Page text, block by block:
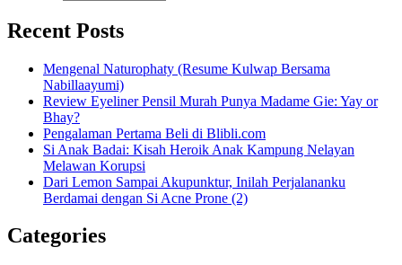
Recent Posts
Mengenal Naturophaty (Resume Kulwap Bersama
Nabillaayumi)
Review Eyeliner Pensil Murah Punya Madame Gie: Yay or
Bhay?
Pengalaman Pertama Beli di Blibli.com
Si Anak Badai: Kisah Heroik Anak Kampung Nelayan
Melawan Korupsi
Dari Lemon Sampai Akupunktur, Inilah Perjalananku
Berdamai dengan Si Acne Prone (2)
Categories